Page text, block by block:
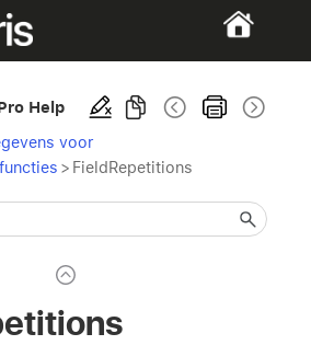
Help
voor
> FieldRepetitions